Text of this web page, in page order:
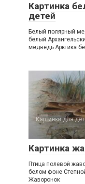
Картинка
детей
Белый полярный
белый
медведь Арктика
Картинки для
Картинка
Птица полевой
белом фоне
Жаворонок